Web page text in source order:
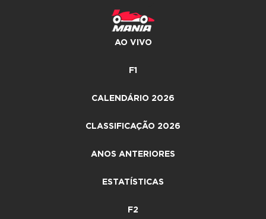
AO VIVO
F1
CALENDÁRIO 2026
CLASSIFICAÇÃO 2026
ANOS ANTERIORES
ESTATÍSTICAS
F2